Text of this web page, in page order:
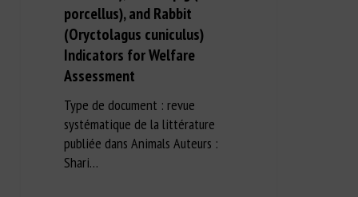
porcellus), and Rabbit
(Oryctolagus cuniculus)
Indicators for Welfare
Assessment
Type de document : revue
systématique de la littérature
publiée dans Animals Auteurs :
Shari…